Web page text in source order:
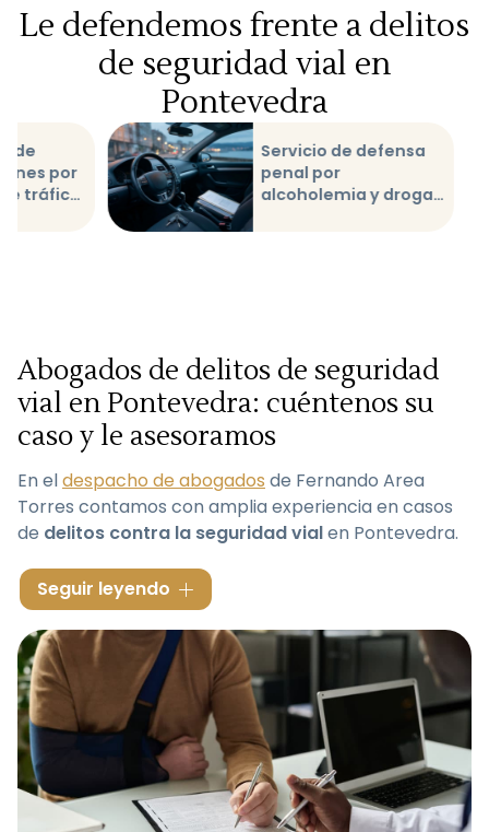
Le defendemos frente a delitos
de seguridad vial en
Pontevedra
de
por
tráfico
Servicio de defensa
penal por
alcoholemia y drogas
Abogados de delitos de seguridad
vial en Pontevedra: cuéntenos su
caso y le asesoramos
En eldespacho de abogados de Fernando Area
Torres contamos con amplia experiencia en casos
de delitos contra la seguridad vialen Pontevedra.
Los delitos contra la seguridad vial abarcan una
diversidad de situaciones
gravedad y naturaleza. Desde casos relacionados
conexceso de velocidad, conducción bajo los
efectos del alcohol o sustancias psicoactivas, hasta
imprudencias gravesque den como resultado
accidentes con lesiones o fatalidades. Las
consecuencias de los delitos contra la seguridad vial
pueden ser extremas. ¡Confíe en nuestros abogados
para defenderle!
Seguir leyendo